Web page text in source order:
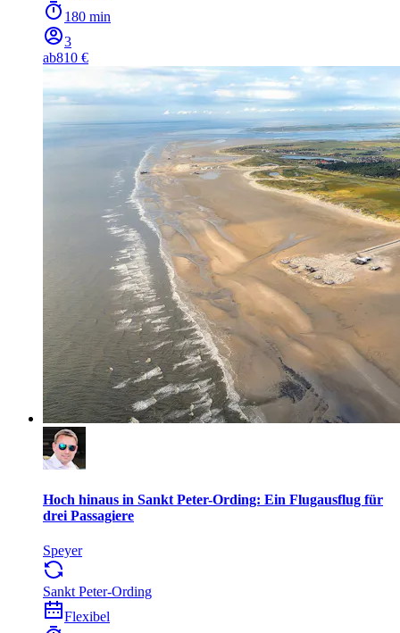
180 min
3
ab810 €
Hoch hinaus in Sankt Peter-Ording: Ein Flugausflug für
drei Passagiere
Speyer
Sankt Peter-Ording
Flexibel